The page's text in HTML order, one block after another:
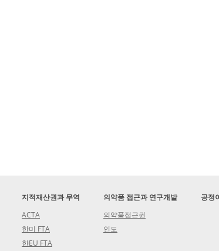
지적재산권과 무역
ACTA
한미 FTA
한EU FTA
의약품 접근과 연구개발
의약품접근권
인도
공정